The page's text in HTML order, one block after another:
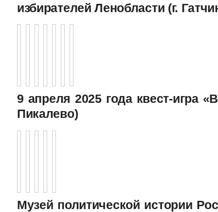
избирателей Ленобласти (г.
9 апреля 2025 года квест-игра
Пикалево)
Музей политической истории